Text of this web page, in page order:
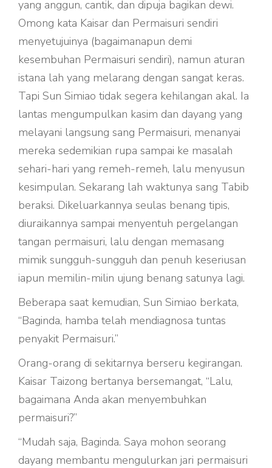
yang anggun, cantik, dan dipuja bagikan dewi.
Omong kata Kaisar dan Permaisuri sendiri
menyetujuinya (bagaimanapun demi
kesembuhan Permaisuri sendiri), namun aturan
istana lah yang melarang dengan sangat keras.
Tapi Sun Simiao tidak segera kehilangan akal. Ia
lantas mengumpulkan kasim dan dayang yang
melayani langsung sang Permaisuri, menanyai
mereka sedemikian rupa sampai ke masalah
sehari-hari yang remeh-remeh, lalu menyusun
kesimpulan. Sekarang lah waktunya sang Tabib
beraksi. Dikeluarkannya seulas benang tipis,
diuraikannya sampai menyentuh pergelangan
tangan permaisuri, lalu dengan memasang
mimik sungguh-sungguh dan penuh keseriusan
iapun memilin-milin ujung benang satunya lagi.
Beberapa saat kemudian, Sun Simiao berkata,
“Baginda, hamba telah mendiagnosa tuntas
penyakit Permaisuri.”
Orang-orang di sekitarnya berseru kegirangan.
Kaisar Taizong bertanya bersemangat, “Lalu,
bagaimana Anda akan menyembuhkan
permaisuri?”
“Mudah saja, Baginda. Saya mohon seorang
dayang membantu mengulurkan jari permaisuri